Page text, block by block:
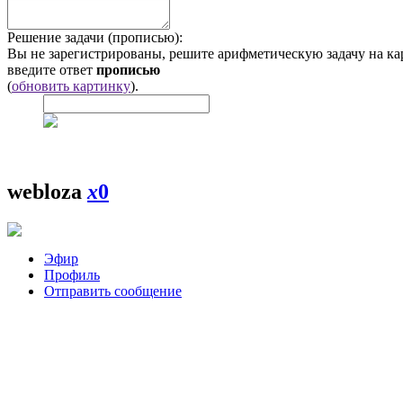
Решение задачи (прописью):
Вы не зарегистрированы, решите арифметическую задачу на
введите ответ прописью
(обновить картинку).
weblozax0
Эфир
Профиль
Отправить сообщение